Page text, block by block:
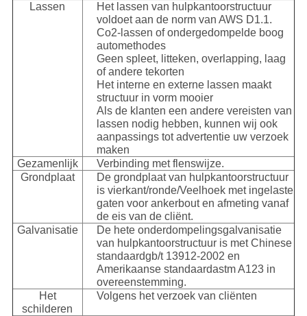
Lassen
Het lassen van hulpkantoorstructuur
voldoet aan de norm van AWS D1.1.
Co2-lassen of ondergedompelde boog
automethodes
Geen spleet, litteken, overlapping, laag
of andere tekorten
Het interne en externe lassen maakt
structuur in vorm mooier
Als de klanten een andere vereisten van
lassen nodig hebben, kunnen wij ook
aanpassings tot advertentie uw verzoek
maken
Gezamenlijk
Verbinding met flenswijze.
Grondplaat
De grondplaat van hulpkantoorstructuur
is vierkant/ronde/Veelhoek met ingelaste
gaten voor ankerbout en afmeting vanaf
de eis van de cliënt.
Galvanisatie
De hete onderdompelingsgalvanisatie
van hulpkantoorstructuur is met Chinese
standaardgb/t 13912-2002 en
Amerikaanse standaardastm A123 in
overeenstemming.
Het
schilderen
Volgens het verzoek van cliënten